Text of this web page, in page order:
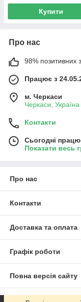
Купити
Про нас
98% позитивних з
Працює з
м. Черкаси
Черкаси, Україна
Контакти
Сьогодні
Показати весь
Про нас
Контакти
Доставка та оплата
Графік роботи
Повна версія сайту
Сайт створено на